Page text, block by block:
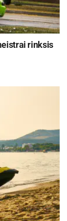
balo
kurį
atšokusių
dalis“, –
vadovas
rinksis